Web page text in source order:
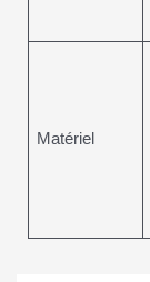
Matériel